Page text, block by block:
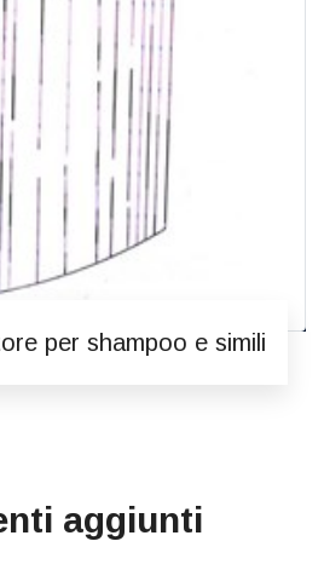
per shampoo e simili
aggiunti